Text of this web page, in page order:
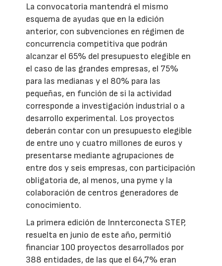
La convocatoria mantendrá el mismo
esquema de ayudas que en la edición
anterior, con subvenciones en régimen de
concurrencia competitiva que podrán
alcanzar el 65% del presupuesto elegible en
el caso de las grandes empresas, el 75%
para las medianas y el 80% para las
pequeñas, en función de si la actividad
corresponde a investigación industrial o a
desarrollo experimental. Los proyectos
deberán contar con un presupuesto elegible
de entre uno y cuatro millones de euros y
presentarse mediante agrupaciones de
entre dos y seis empresas, con participación
obligatoria de, al menos, una pyme y la
colaboración de centros generadores de
conocimiento.
La primera edición de Innterconecta STEP,
resuelta en junio de este año, permitió
financiar 100 proyectos desarrollados por
388 entidades, de las que el 64,7% eran